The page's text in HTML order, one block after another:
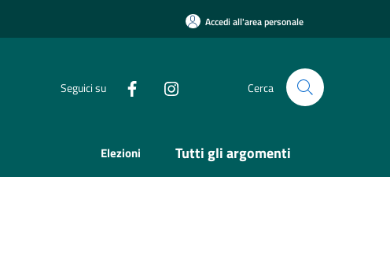
Accedi all'area personale
Seguici su Cerca
Elezioni Tutti gli argomenti